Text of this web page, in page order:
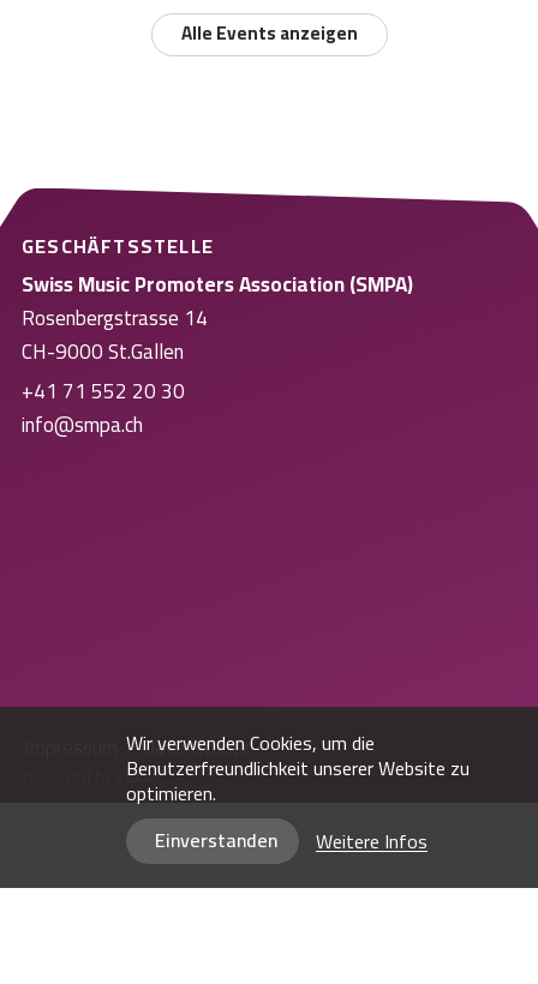
Alle Events anzeigen
GESCHÄFTSSTELLE
Swiss Music Promoters Association (SMPA)
Rosenbergstrasse 14
CH-9000 St.Gallen
+41 71 552 20 30
info@smpa.ch
Datenschutz
powered by indual
Wir verwenden Cookies, um die
Benutzerfreundlichkeit unserer Website zu
optimieren.
Einverstanden
Weitere Infos